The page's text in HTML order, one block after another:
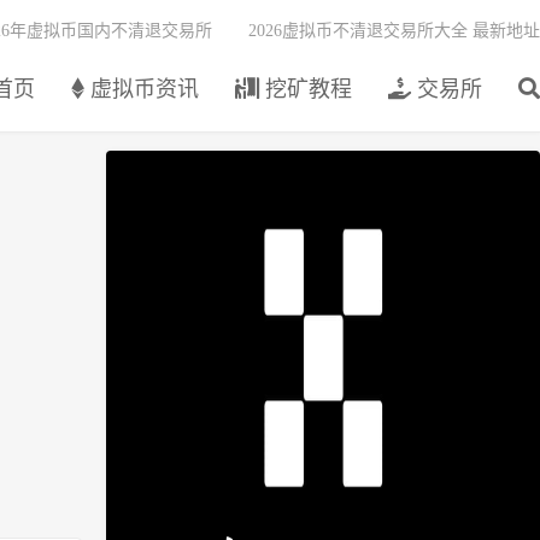
页 虚拟币资讯 挖矿教程 交易所
年虚拟币国内不清退交易所 2026虚拟币不清退交易所大全 最新地址